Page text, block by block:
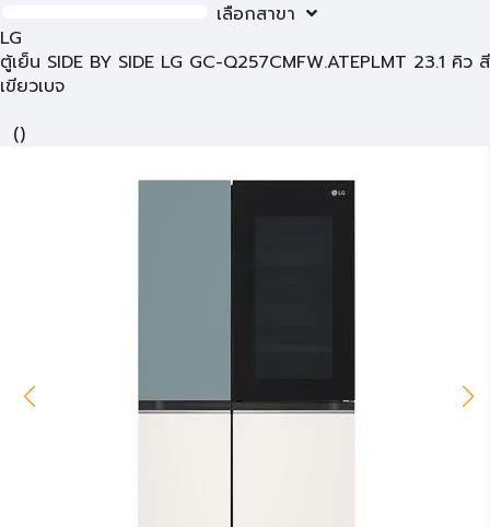
เลือกสาขา
LG
ตู้เย็น SIDE BY SIDE LG GC-Q257CMFW.ATEPLMT 23.1 คิว สี
เขียวเบจ
()